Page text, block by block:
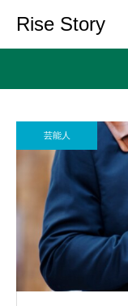
Rise Story
芸能人